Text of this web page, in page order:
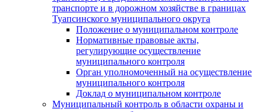
транспорте и в дорожном хозяйстве в границах
Туапсинского муниципального округа
Положение о муниципальном контроле
Нормативные правовые акты,
регулирующие осуществление
муниципального контроля
Орган уполномоченный на осуществление
муниципального контроля
Доклад о муниципальном контроле
Муниципальный контроль в области охраны и